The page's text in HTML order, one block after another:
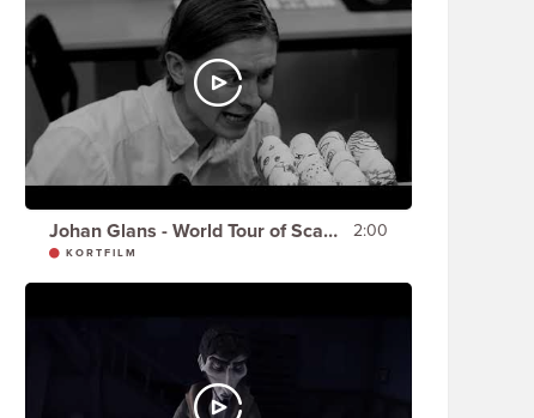
Johan Glans - World Tour of Scandinavia - PÅSKEN 2:00
KORTFILM